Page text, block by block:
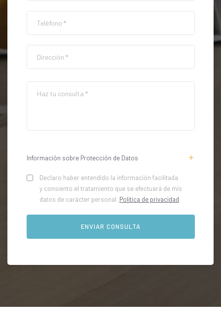
Información sobre Protección de Datos
Declaro haber entendido la información facilitada
y consiento el tratamiento que se efectuará de mis
datos de carácter personal. Política de privacidad.